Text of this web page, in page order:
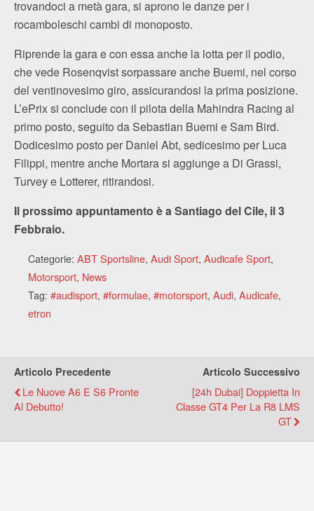
trovandoci a metà gara, si aprono le danze per i
rocamboleschi cambi di monoposto.
Riprende la gara e con essa anche la lotta per il podio,
che vede Rosenqvist sorpassare anche Buemi, nel corso
del ventinovesimo giro, assicurandosi la prima posizione.
L’ePrix si conclude con il pilota della Mahindra Racing al
primo posto, seguito da Sebastian Buemi e Sam Bird.
Dodicesimo posto per Daniel Abt, sedicesimo per Luca
Filippi, mentre anche Mortara si aggiunge a Di Grassi,
Turvey e Lotterer, ritirandosi.
Il prossimo appuntamento è a Santiago del Cile, il 3
Febbraio.
Categorie: ABT Sportsline, Audi Sport, Audicafe Sport,
Motorsport, News
Tag: #audisport, #formulae, #motorsport, Audi, Audicafe,
etron
Articolo Precedente
Le Nuove A6 E S6 Pronte
Al Debutto!
Articolo Successivo
[24h Dubai] Doppietta In
Classe GT4 Per La R8 LMS
GT